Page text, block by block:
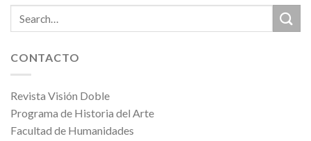
CONTACTO
Revista Visión Doble
Programa de Historia del Arte
Facultad de Humanidades